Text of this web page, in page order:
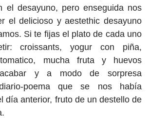
el desayuno, pero enseguida nos
el delicioso y aestethic desayuno
Si te fijas el plato de cada uno
croissants, yogur con piña,
mucha fruta y huevos
y a modo de sorpresa
poema que se nos había
día anterior, fruto de un destello de